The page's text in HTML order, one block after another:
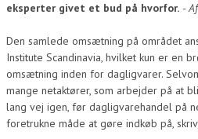
eksperter givet et bud på hvorfor. -
Den samlede omsætning på området
Institute Scandinavia, hvilket kun er en
omsætning inden for dagligvarer.
mange netaktører, som arbejder på at
lang vej igen, før dagligvarehandel på
foretrukne måde at gøre indkøb på,